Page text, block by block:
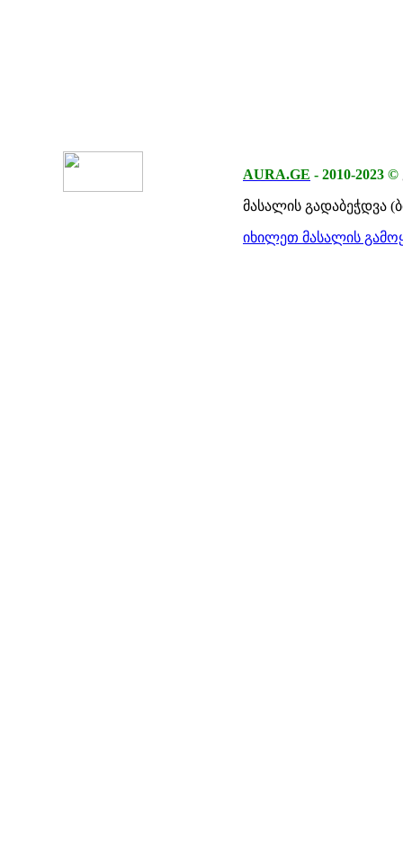
AURA.GE - 2010-2023 ©
მასალის გადაბეჭდვა
იხილეთ მასალის